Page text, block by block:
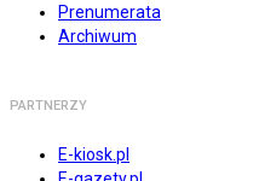
Prenumerata
Archiwum
PARTNERZY
E-kiosk.pl